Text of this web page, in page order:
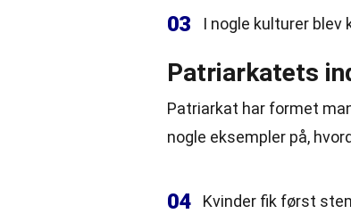
03 I nogle kulturer
Patriarkatets
Patriarkat har formet
nogle eksempler på,
04 Kvinder fik først